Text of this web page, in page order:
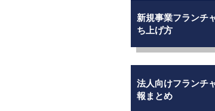
新規事業フランチ
ち上げ方
法人向けフランチ
報まとめ